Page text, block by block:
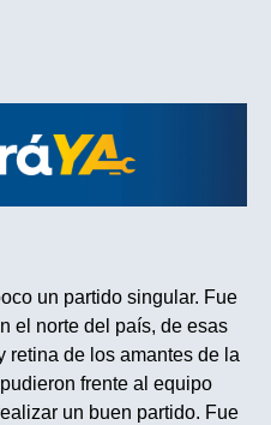
un partido singular. Fue
el norte del país, de esas
retina de los amantes de la
frente al equipo
un buen partido. Fue